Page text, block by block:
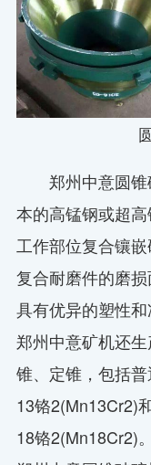
郑州中意圆锥
本的高锰钢或超
工作部位复合镶
复合耐磨件的磨
具有优异的塑性和
郑州中意矿机还
锥、定锥，包括
13铬2(Mn13Cr2)
18铬2(Mn18Cr2)。